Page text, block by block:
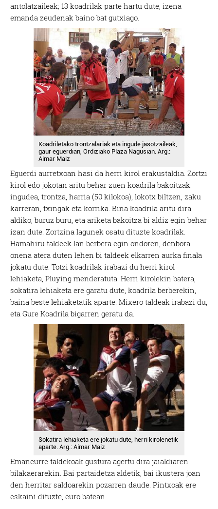
antolatzaileak; 13 koadrilak parte hartu dute, izena
emanda zeudenak baino bat gutxiago.
Koadriletako trontzalariak eta ingude jasotzaileak,
gaur eguerdian, Ordiziako Plaza Nagusian. Arg.:
Aimar Maiz
Eguerdi aurretxoan hasi da herri kirol erakustaldia. Zortzi
kirol edo jokotan aritu behar zuen koadrila bakoitzak:
ingudea, trontza, harria (50 kilokoa), lokotx biltzen, zaku
karreran, txingak eta korrika. Bina koadrila aritu dira
aldiko, buruz buru, eta ariketa bakoitza bi aldiz egin behar
izan dute. Zortzina lagunek osatu dituzte koadrilak.
Hamahiru taldeek lan berbera egin ondoren, denbora
onena atera duten lehen bi taldeek elkarren aurka finala
jokatu dute. Totzi koadrilak irabazi du herri kirol
lehiaketa, Pluying menderatuta. Herri kirolekin batera,
sokatira lehiaketa ere garatu dute, koadrila berberekin,
baina beste lehiaketatik aparte. Mixero taldeak irabazi du,
eta Gure Koadrila bigarren geratu da.
Sokatira lehiaketa ere jokatu dute, herri kirolenetik
aparte. Arg.: Aimar Maiz
Emaneurre taldekoak gustura agertu dira jaialdiaren
bilakaerarekin. Bai partaidetza aldetik, bai ikustera joan
den herritar saldoarekin pozarren daude. Pintxoak ere
eskaini dituzte, euro batean.